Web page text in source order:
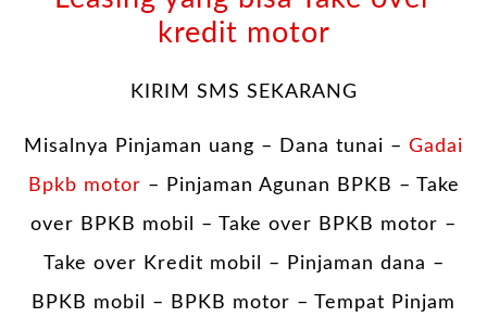
kredit motor
KIRIM SMS SEKARANG
Misalnya Pinjaman uang – Dana tunai – Gadai
Bpkb motor – Pinjaman Agunan BPKB – Take
over BPKB mobil – Take over BPKB motor –
Take over Kredit mobil – Pinjaman dana –
BPKB mobil – BPKB motor – Tempat Pinjam